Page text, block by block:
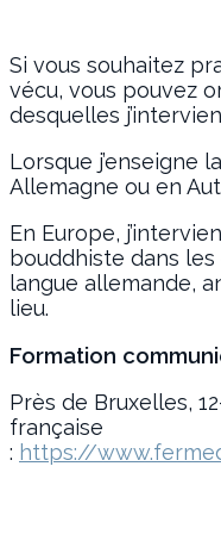
Si vous souhaitez
vécu, vous pouvez
desquelles
Lorsque j’enseigne
Allemagne ou en
En Europe,
bouddhiste dans
langue allemande,
lieu.
Formation
Près de Bruxelles,
française
: https://